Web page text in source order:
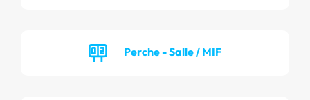
Perche - Salle / MIF